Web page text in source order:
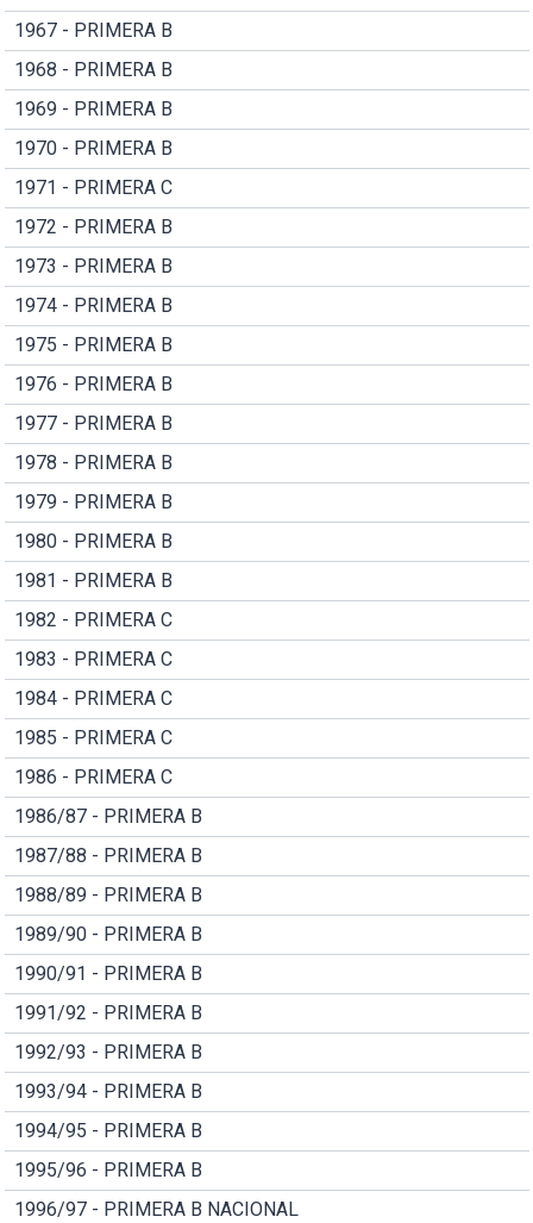
1967 - PRIMERA B
1968 - PRIMERA B
1969 - PRIMERA B
1970 - PRIMERA B
1971 - PRIMERA C
1972 - PRIMERA B
1973 - PRIMERA B
1974 - PRIMERA B
1975 - PRIMERA B
1976 - PRIMERA B
1977 - PRIMERA B
1978 - PRIMERA B
1979 - PRIMERA B
1980 - PRIMERA B
1981 - PRIMERA B
1982 - PRIMERA C
1983 - PRIMERA C
1984 - PRIMERA C
1985 - PRIMERA C
1986 - PRIMERA C
1986/87 - PRIMERA B
1987/88 - PRIMERA B
1988/89 - PRIMERA B
1989/90 - PRIMERA B
1990/91 - PRIMERA B
1991/92 - PRIMERA B
1992/93 - PRIMERA B
1993/94 - PRIMERA B
1994/95 - PRIMERA B
1995/96 - PRIMERA B
1996/97 - PRIMERA B NACIONAL